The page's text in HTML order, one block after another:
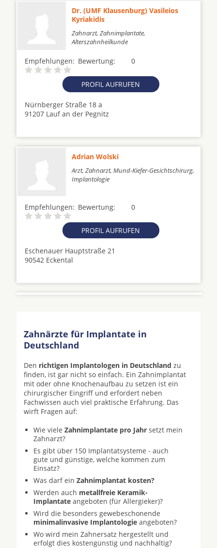
Dr. (UMF Klausenburg) Vasileios
Kyriakidis
Zahnarzt, Zahnimplantate,
Alterszahnheilkunde
Empfehlungen: 0
Bewertung:
PROFIL AUFRUFEN
Nürnberger Straße 18 a
91207 Lauf an der Pegnitz
Adrian Wolski
Arzt, Zahnarzt, Mund-Kiefer-Gesichtschirurg,
Implantologie
Empfehlungen: 0
Bewertung:
PROFIL AUFRUFEN
Eschenauer Hauptstraße 21
90542 Eckental
Zahnärzte für Implantate in
Deutschland
Den richtigen Implantologen in Deutschland zu
finden, ist gar nicht so einfach. Ein Zahnimplantat
mit oder ohne Knochenaufbau zu setzen ist ein
chirurgischer Eingriff und erfordert neben
Fachwissen auch viel praktische Erfahrung. Das
wirft Fragen auf:
Wie viele Zahnimplantate pro Jahr setzt mein
Zahnarzt?
Es gibt über 150 Implantatsysteme - auch
gute und günstige, welche kommen zum
Einsatz?
Was darf ein Zahnimplantat kosten?
Werden auch metallfreie Keramik-
Implantate angeboten (für Allergieker)?
Wird die besonders gewebeschonende
minimalinvasive Implantologie angeboten?
Wo wird mein Zahnersatz hergestellt und
erfolgt dies kostengünstig und nachhaltig?